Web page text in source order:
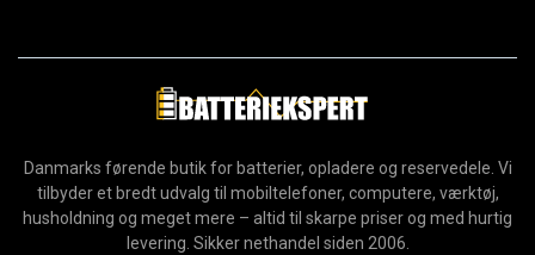
Danmarks førende butik for batterier, opladere og reservedele. Vi
tilbyder et bredt udvalg til mobiltelefoner, computere, værktøj,
husholdning og meget mere – altid til skarpe priser og med hurtig
levering. Sikker nethandel siden 2006.